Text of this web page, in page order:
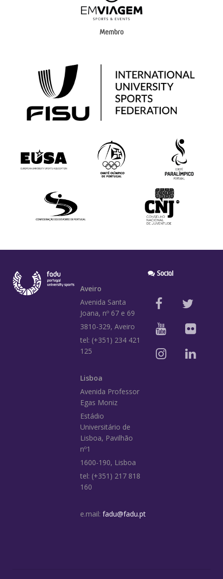
Membro
Aveiro
Avenida Santa
Joana, nº 67 e 69
3810-329, Aveiro
tel: (+351) 234 421
125
Lisboa
Avenida Professor
Egas Moniz
Estádio
Universitário de
Lisboa, Pavilhão
nº1
1600-190, Lisboa
tel: (+351) 217 818
160
e.mail: fadu@fadu.pt
Social